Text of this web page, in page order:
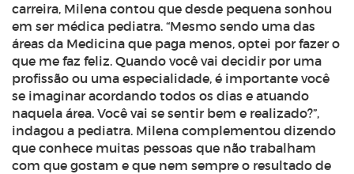
carreira, Milena contou que desde pequena sonhou
em ser médica pediatra. “Mesmo sendo uma das
áreas da Medicina que paga menos, optei por fazer o
que me faz feliz. Quando você vai decidir por uma
profissão ou uma especialidade, é importante você
se imaginar acordando todos os dias e atuando
naquela área. Você vai se sentir bem e realizado?”,
indagou a pediatra. Milena complementou dizendo
que conhece muitas pessoas que não trabalham
com que gostam e que nem sempre o resultado de